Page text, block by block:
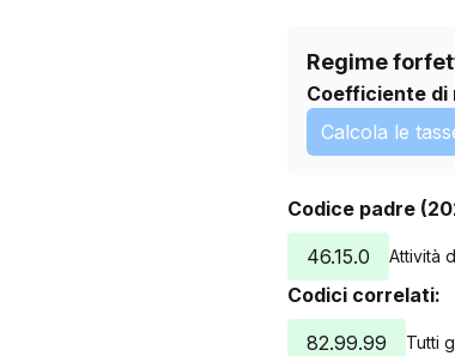
Regime
Coefficiente
Calcola le
Codice padre
46.15.0
Attività
Codici correlati:
82.99.99
Tutti